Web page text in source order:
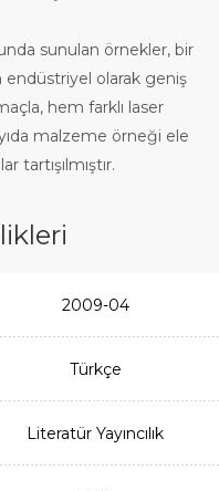
sunulan örnekler, bir
olarak geniş
hem farklı laser
malzeme örneği ele
tartışılmıştır.
2009-04
Türkçe
Literatür Yayıncılık